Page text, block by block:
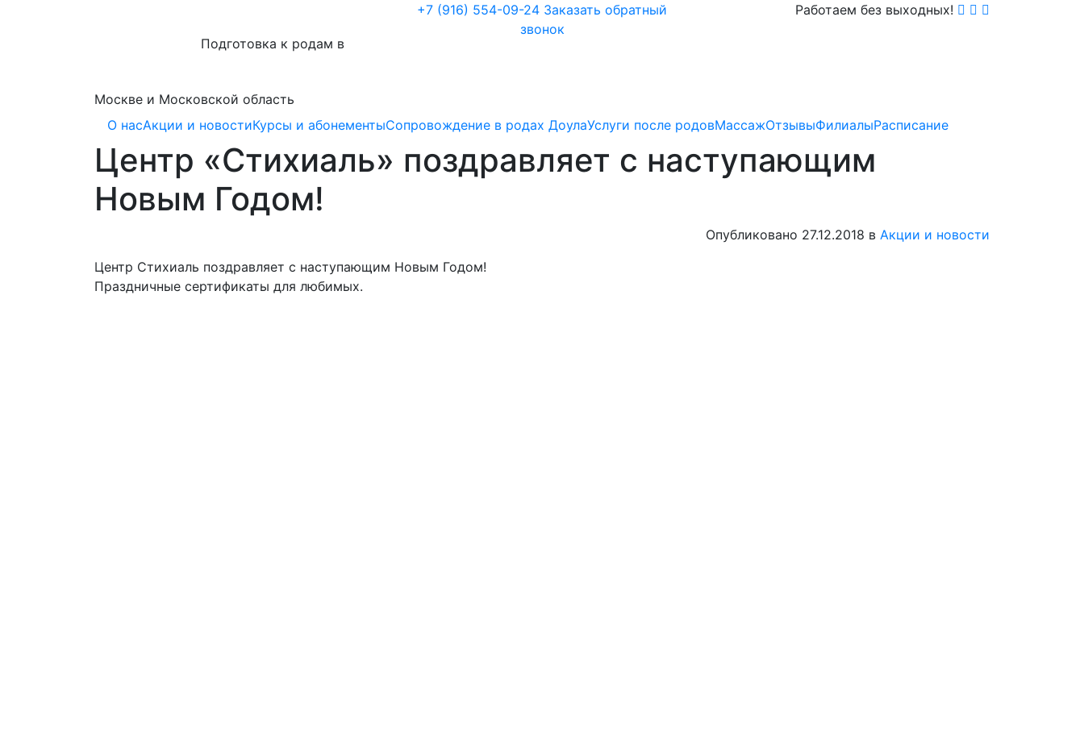
Подготовка к родам в
Москве и Московской область
+7 (916) 554-09-24 Заказать обратный
звонок
Работаем без выходных!
О насАкции и новостиКурсы и абонементыСопровождение в родах ДоулаУслуги после родовМассажОтзывыФилиалыРасписание
Центр «Стихиаль» поздравляет с наступающим
Новым Годом!
Опубликовано 27.12.2018 в Акции и новости
Центр Стихиаль поздравляет с наступающим Новым Годом!
Праздничные сертификаты для любимых.